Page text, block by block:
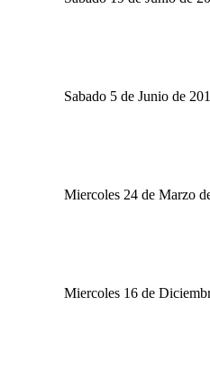
Sabado 5 de Junio de
Miercoles 24 de Marzo
Miercoles 16 de